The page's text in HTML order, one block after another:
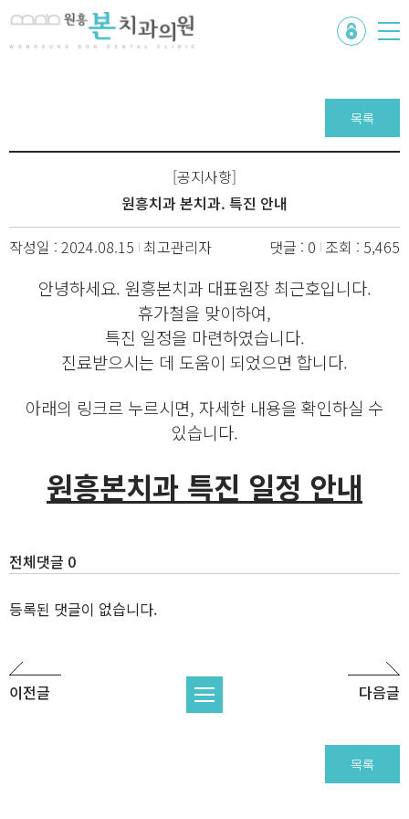
목록
[공지사항]
원흥치과 본치과. 특진 안내
작성일 : 2024.08.15 최고관리자 댓글 : 0 조회 : 5,465
안녕하세요. 원흥본치과 대표원장 최근호입니다.
휴가철을 맞이하여,
특진 일정을 마련하였습니다.
진료받으시는 데 도움이 되었으면 합니다.
아래의 링크르 누르시면, 자세한 내용을 확인하실 수
있습니다.
원흥본치과 특진 일정 안내
전체댓글 0
등록된 댓글이 없습니다.
이전글 다음글
목록